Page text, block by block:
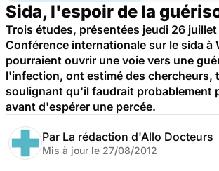
Sida, l'espoir de la
Trois études, présentées jeudi 26 juillet
Conférence internationale sur le sida à
pourraient ouvrir une voie vers une
l'infection, ont estimé des chercheurs,
soulignant qu'il faudrait probablement
avant d'espérer une percée.
Par La rédaction d'Allo Docteurs
Mis à jour le 27/08/2012